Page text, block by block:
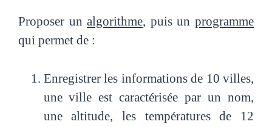
Proposer unalgorithme, puis unprogramme
qui permet de :
Enregistrer les informations de 10 villes,
une ville est caractérisée par un nom,
une altitude, les températures de 12